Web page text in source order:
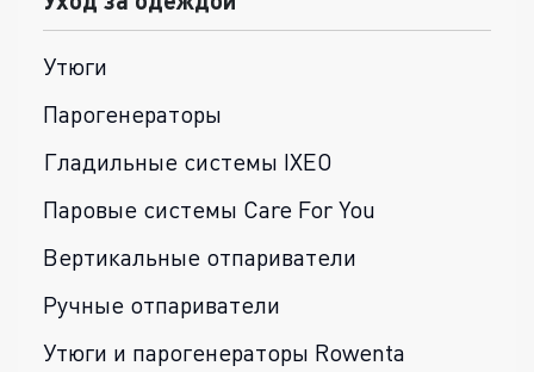
Утюги
Парогенераторы
Гладильные системы IXEO
Паровые системы Care For You
Вертикальные отпариватели
Ручные отпариватели
Утюги и парогенераторы Rowenta